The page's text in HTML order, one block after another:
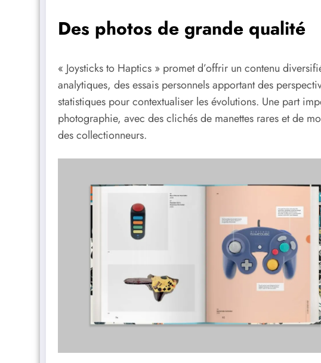
Des photos de grande qualité
« Joysticks to Haptics » promet d’offrir un contenu
analytiques, des essais personnels apportant des
statistiques pour contextualiser les évolutions. Une part
photographie, avec des clichés de manettes rares et de
des collectionneurs.